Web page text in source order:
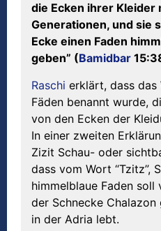
die Ecken ihrer Kleider
Generationen, und sie
Ecke einen Faden
geben” (Bamidbar
Raschi erklärt, dass das
Fäden benannt wurde,
von den Ecken der
In einer zweiten
Zizit Schau- oder
dass vom Wort “Tzitz”,
himmelblaue Faden soll
der Schnecke
in der Adria lebt.